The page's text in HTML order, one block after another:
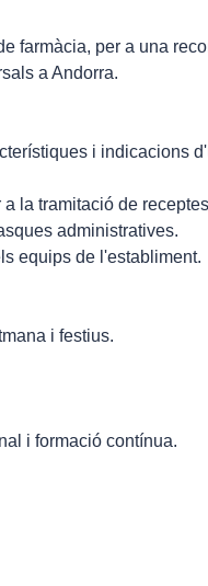
farmàcia, per a una
a Andorra.
i indicacions
la tramitació de
administratives.
equips de l'establiment.
i festius.
i formació contínua.